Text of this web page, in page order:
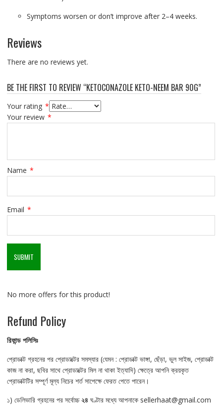
Symptoms worsen or don’t improve after 2–4 weeks.
Reviews
There are no reviews yet.
BE THE FIRST TO REVIEW “KETOCONAZOLE KETO-NEEM BAR 90G”
Your rating *
Your review *
Name *
Email *
No more offers for this product!
Refund Policy
রিফান্ড পলিসিঃ
প্রোডাক্ট গ্রহনের পর প্রোডাক্টের সমস্যার (যেমন : প্রোডাক্ট ভাঙ্গা, ছেঁড়া, ভুল সাইজ, প্রোডাক্ট
কাজ না করা, ছবির সাথে প্রোডাক্টের মিল না থাকা ইত্যাদি) ক্ষেত্রে আপনি ক্রয়কৃত
প্রোডাক্টটির সম্পূর্ণ মূল্য নিচের শর্ত সাপেক্ষে ফেরত পেতে পারেন।
১) ডেলিভারি গ্রহনের পর সর্বোচ্চ২৪ ঘণ্টার মধ্যে আপনাকে sellerhaat@gmail.com